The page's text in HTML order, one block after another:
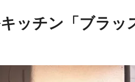
ッチン「ブラ